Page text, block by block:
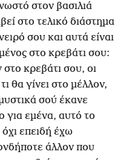
στον βασιλιά
στο τελικό διάστημα
σου και αυτά είναι
στο κρεβάτι σου:
κρεβάτι σου, οι
θα γίνει στο μέλλον,
σού έκανε
για εμένα, αυτό το
επειδή έχω
άλλον που